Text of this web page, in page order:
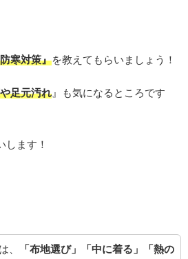
寒対策』を教えてもらいましょう！
足元汚れ 』も気になるところです
します！
、
「布地選び」「中に着る」「熱の